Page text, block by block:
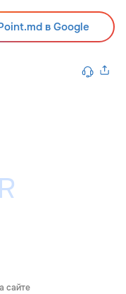
в Google
сайте